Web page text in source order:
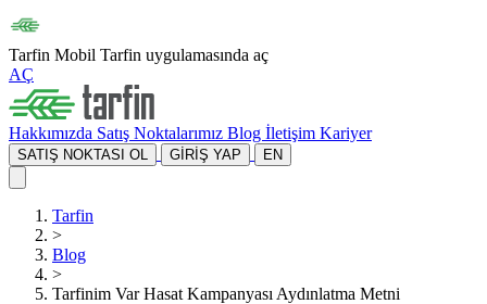
Tarfin Mobil Tarfin uygulamasında aç
AÇ
Hakkımızda Satış Noktalarımız Blog İletişim Kariyer
SATIŞ NOKTASI OL GİRİŞ YAP EN
Tarfin
>
Blog
>
Tarfinim Var Hasat Kampanyası Aydınlatma Metni